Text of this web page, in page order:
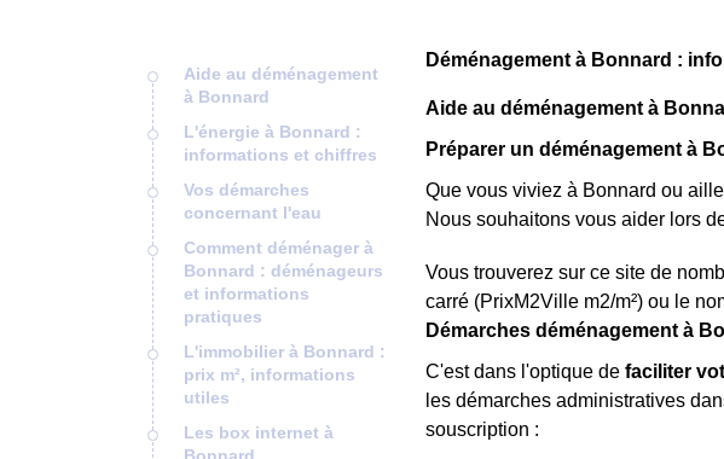
Aide au déménagement
à Bonnard
L'énergie à Bonnard :
informations et chiffres
Vos démarches
concernant l'eau
Comment déménager à
Bonnard : déménageurs
et informations
pratiques
L'immobilier à Bonnard :
prix m², informations
utiles
Les box internet à
Déménagement à Bonnard :
Aide au déménagement à
Préparer un déménagement à
Que vous viviez à Bonnard ou
Nous souhaitons vous aider lors
Vous trouverez sur ce site de
carré (PrixM2Ville m2/m²) ou le
Démarches déménagement à
C'est dans l'optique de faciliter
les démarches administratives
souscription :